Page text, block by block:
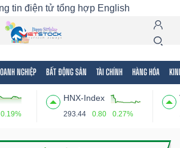
tin điện tử tổng hợp English
NGHIỆP BẤT ĐỘNG SẢN TÀI CHÍNH HÀNG HÓA
0.19%
HNX-Index
293.44 0.80 0.27%
Ngành Mã chứng khoán